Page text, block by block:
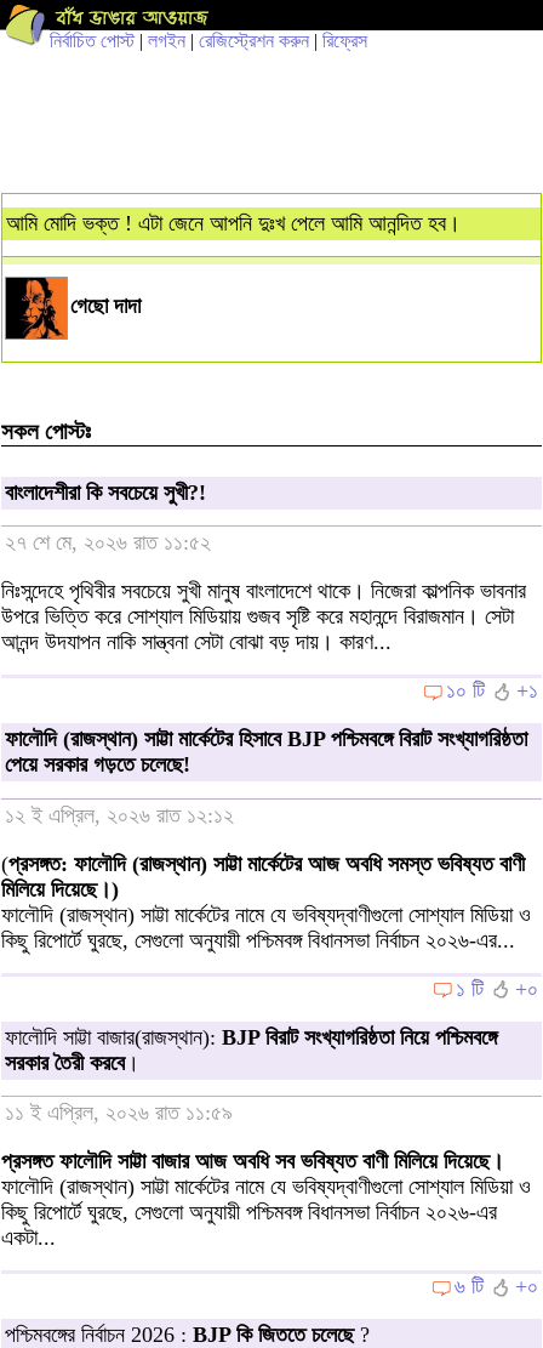
নির্বাচিত পোস্ট| লগইন | রেজিস্ট্রেশন করুন | রিফ্রেস
আমি মোদি ভক্ত ! এটা জেনে আপনি দুঃখ পেলে আমি আনন্দিত হব।
গেছো দাদা
সকল পোস্টঃ
বাংলাদেশীরা কি সবচেয়ে সুখী?!
২৭ শে মে, ২০২৬ রাত ১১:৫২
নিঃসন্দেহে পৃথিবীর সবচেয়ে সুখী মানুষ বাংলাদেশে থাকে। নিজেরা কাল্পনিক ভাবনার
উপরে ভিত্তি করে সোশ্যাল মিডিয়ায় গুজব সৃষ্টি করে মহানন্দে বিরাজমান। সেটা
আনন্দ উদযাপন নাকি সান্ত্বনা সেটা বোঝা বড় দায়। কারণ...
১০ টি
+১
ফালৌদি (রাজস্থান) সাট্টা মার্কেটের হিসাবে BJP পশ্চিমবঙ্গে বিরাট সংখ্যাগরিষ্ঠতা
পেয়ে সরকার গড়তে চলেছে!
১২ ই এপ্রিল, ২০২৬ রাত ১২:১২
(প্রসঙ্গত: ফালৌদি (রাজস্থান) সাট্টা মার্কেটের আজ অবধি সমস্ত ভবিষ্যত বাণী
মিলিয়ে দিয়েছে।)
ফালৌদি (রাজস্থান) সাট্টা মার্কেটের নামে যে ভবিষ্যদ্বাণীগুলো সোশ্যাল মিডিয়া ও
কিছু রিপোর্টে ঘুরছে, সেগুলো অনুযায়ী পশ্চিমবঙ্গ বিধানসভা নির্বাচন ২০২৬-এর...
১ টি
+০
ফালৌদি সাট্টা বাজার(রাজস্থান): BJP বিরাট সংখ্যাগরিষ্ঠতা নিয়ে পশ্চিমবঙ্গে
সরকার তৈরী করবে।
১১ ই এপ্রিল, ২০২৬ রাত ১১:৫৯
প্রসঙ্গত ফালৌদি সাট্টা বাজার আজ অবধি সব ভবিষ্যত বাণী মিলিয়ে দিয়েছে।
ফালৌদি (রাজস্থান) সাট্টা মার্কেটের নামে যে ভবিষ্যদ্বাণীগুলো সোশ্যাল মিডিয়া ও
কিছু রিপোর্টে ঘুরছে, সেগুলো অনুযায়ী পশ্চিমবঙ্গ বিধানসভা নির্বাচন ২০২৬-এর
একটা...
৬ টি
+০
পশ্চিমবঙ্গের নির্বাচন 2026 : BJP কি জিততে চলেছে ?